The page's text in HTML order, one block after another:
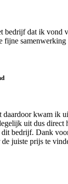
bedrijf dat ik vond
fijne samenwerking
kwam ik
uit dus direct
dit bedrijf. Dank
juiste prijs te